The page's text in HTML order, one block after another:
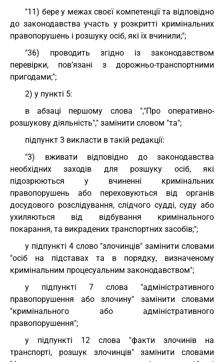
"11) бере у межах своєї компетенції та відповідно
до законодавства участь у розкритті кримінальних
правопорушень і розшуку осіб, які їх вчинили;";
"36) проводить згідно із законодавством
перевірки, пов’язані з дорожньо-транспортними
пригодами;";
2) у пункті 5:
в абзаці першому слова ","Про оперативно-
розшукову діяльність"," замінити словом "та";
підпункт 3 викласти в такій редакції:
"3) вживати відповідно до законодавства
необхідних заходів для розшуку осіб, які
підозрюються у вчиненні кримінальних
правопорушень або переховуються від органів
досудового розслідування, слідчого судді, суду або
ухиляються від відбування кримінального
покарання, та викрадених транспортних засобів;";
у підпункті 4 слово "злочинців" замінити словами
"осіб на підставах та в порядку, визначеному
кримінальним процесуальним законодавством";
у підпункті 7 слова "адміністративного
правопорушення або злочину" замінити словами
"кримінального або адміністративного
правопорушення";
у підпункті 12 слова "факти злочинів на
транспорті, розшук злочинців" замінити словами